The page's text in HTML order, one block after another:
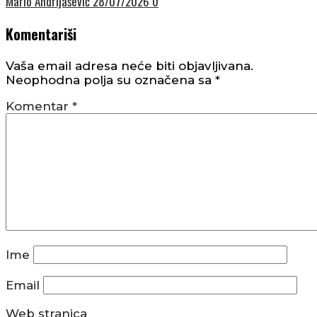
Komentariši
Vaša email adresa neće biti objavljivana.
Neophodna polja su označena sa *
Komentar *
Ime
Email
Web stranica